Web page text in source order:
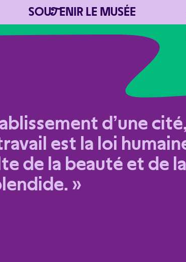
SOUTENIR LE MUSÉE
d’une cité,
est la loi
de la beauté et de la
»